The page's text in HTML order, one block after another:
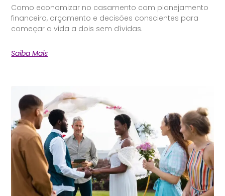
Como economizar no casamento com planejamento
financeiro, orçamento e decisões conscientes para
começar a vida a dois sem dívidas.
Saiba Mais